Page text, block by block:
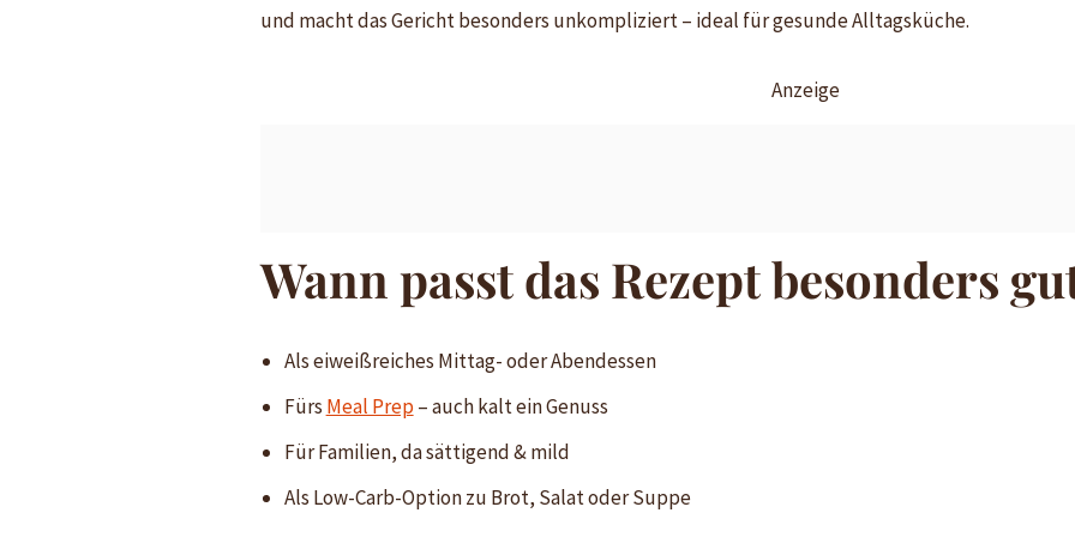
und macht das Gericht besonders unkompliziert – ideal für gesunde Alltagsküche.
Anzeige
Wann passt das Rezept besonders
Als eiweißreiches Mittag- oder Abendessen
Fürs Meal Prep– auch kalt ein Genuss
Für Familien, da sättigend & mild
Als Low-Carb-Option zu Brot, Salat oder Suppe